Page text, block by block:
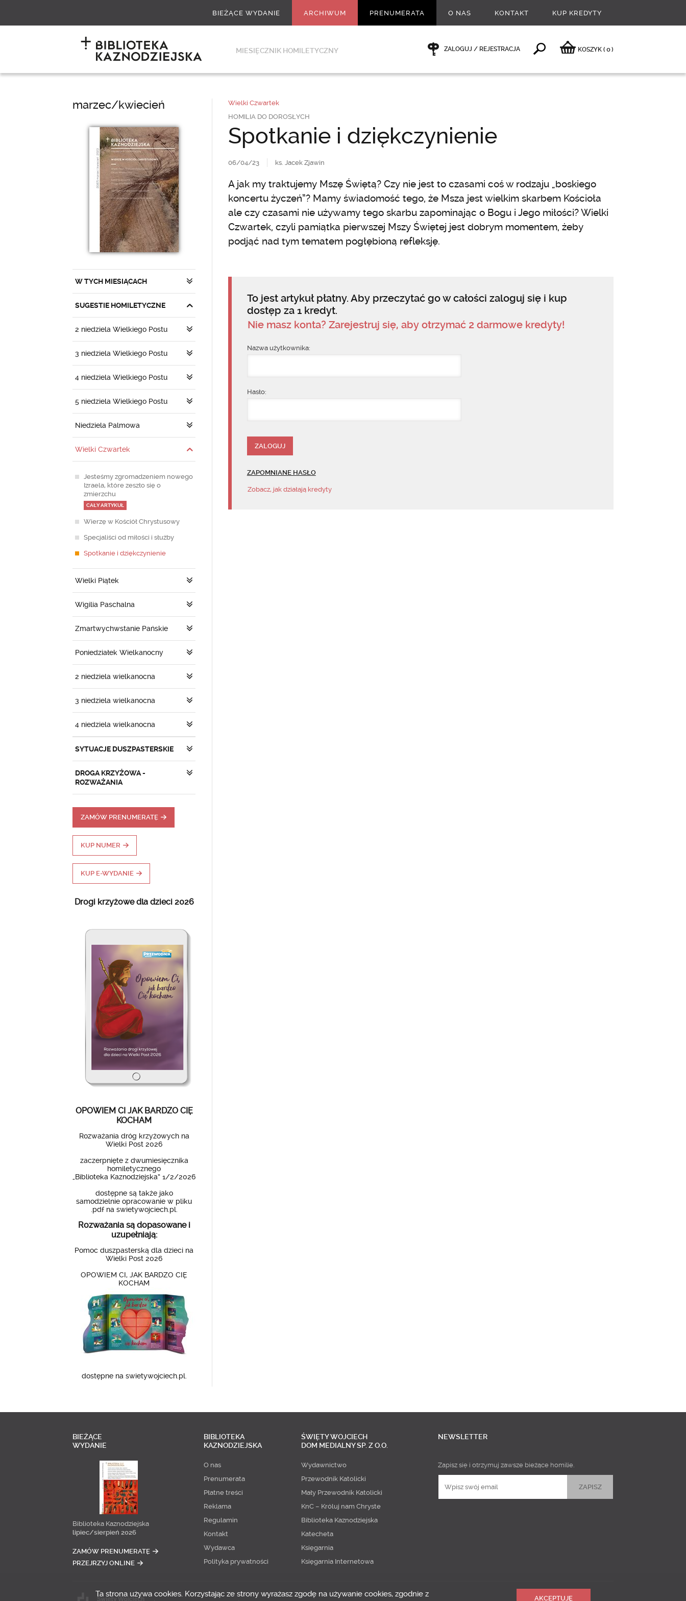
BIEŻĄCE WYDANIE ARCHIWUM PRENUMERATA O NAS KONTAKT KUP KREDYTY
MIESIĘCZNIK HOMILETYCZNY ZALOGUJ / REJESTRACJA KOSZYK ( 0)
marzec/kwiecień
W TYCH MIESIĄCACH
SUGESTIE HOMILETYCZNE
2 niedziela Wielkiego Postu
3 niedziela Wielkiego Postu
4 niedziela Wielkiego Postu
5 niedziela Wielkiego Postu
Niedziela Palmowa
Wielki Czwartek
Jesteśmy zgromadzeniem nowego
Izraela, które zeszło się o
zmierzchu
CAŁY ARTYKUŁ
Wierzę w Kościół Chrystusowy
Specjaliści od miłości i służby
Spotkanie i dziękczynienie
Wielki Piątek
Wigilia Paschalna
Zmartwychwstanie Pańskie
Poniedziałek Wielkanocny
2 niedziela wielkanocna
3 niedziela wielkanocna
4 niedziela wielkanocna
SYTUACJE DUSZPASTERSKIE
DROGA KRZYŻOWA -
ROZWAŻANIA
ZAMÓW PRENUMERATĘ
KUP NUMER
KUP E-WYDANIE
Drogi krzyżowe dla dzieci 2026
OPOWIEM CI JAK BARDZO CIĘ
KOCHAM
Rozważania dróg krzyżowych na
Wielki Post 2026
zaczerpnięte z dwumiesięcznika
homiletycznego
„Biblioteka Kaznodziejska” 1/2/2026
dostępne są także jako
samodzielnie opracowanie w pliku
.pdf na swietywojciech.pl.
Rozważania są dopasowane i
uzupełniają:
Pomoc duszpasterską dla dzieci na
Wielki Post 2026
OPOWIEM CI, JAK BARDZO CIĘ
KOCHAM
dostępne na swietywojciech.pl.
Wielki Czwartek
HOMILIA DO DOROSŁYCH
Spotkanie i dziękczynienie
06/04/23 ks. Jacek Zjawin
A jak my traktujemy Mszę Świętą? Czy nie jest to czasami coś w rodzaju „boskiego
koncertu życzeń”? Mamy świadomość tego, że Msza jest wielkim skarbem Kościoła
ale czy czasami nie używamy tego skarbu zapominając o Bogu i Jego miłości? Wielki
Czwartek, czyli pamiątka pierwszej Mszy Świętej jest dobrym momentem, żeby
podjąć nad tym tematem pogłębioną refleksję.
To jest artykuł płatny. Aby przeczytać go w całości zaloguj się i kup
dostęp za 1 kredyt.
Nie masz konta? Zarejestruj się, aby otrzymać 2 darmowe kredyty!
Nazwa użytkownika:
Hasło:
ZAPOMNIANE HASŁO
Zobacz, jak działają kredyty
BIEŻĄCE
WYDANIE
Biblioteka Kaznodziejska
lipiec/sierpień 2026
ZAMÓW PRENUMERATĘ
PRZEJRZYJ ONLINE
BIBLIOTEKA
KAZNODZIEJSKA
O nas
Prenumerata
Płatne treści
Reklama
Regulamin
Kontakt
Wydawca
Polityka prywatności
ŚWIĘTY WOJCIECH
DOM MEDIALNY SP. Z O.O.
Wydawnictwo
Przewodnik Katolicki
Mały Przewodnik Katolicki
KnC – Króluj nam Chryste
Biblioteka Kaznodziejska
Katecheta
Księgarnia
Księgarnia Internetowa
NEWSLETTER
Zapisz się i otrzymuj zawsze bieżące homilie.
Ta strona używa cookies. Korzystając ze strony wyrażasz zgodę na używanie cookies, zgodnie z
AKCEPTUJĘ